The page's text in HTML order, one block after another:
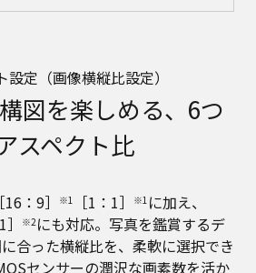
設定（画像横縦比設定）
図を楽しめる、6つ
スペクト比
：9］ ※1 ［1：1］ ※1 に加え、
※2 にも対応。写真を鑑賞するデ
合った横縦比を、柔軟に選択でき
センサーの潤沢な画素数を活か